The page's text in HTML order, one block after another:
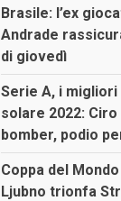
Brasile: l’ex
Andrade
di giovedì
Serie A, i migliori
solare 2022:
bomber, podio
Coppa del
Ljubno trionfa